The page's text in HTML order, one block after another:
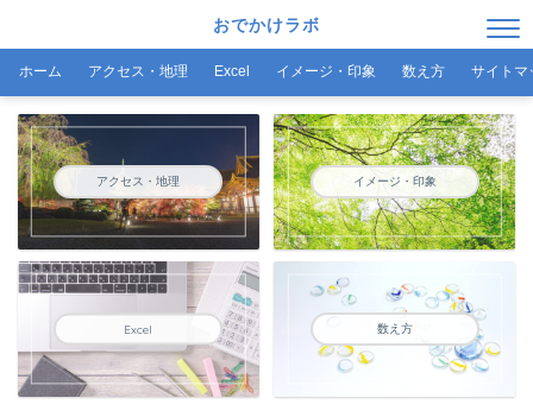
おでかけラボ
ホーム アクセス・地理 Excel イメージ・印象 数え方 サイトマ
アクセス・地理 イメージ・印象
Excel 数え方